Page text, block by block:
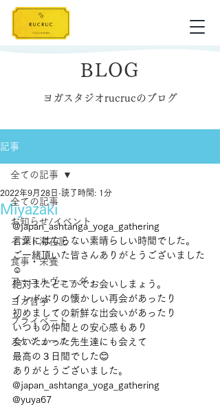
BLOG
ヨガスタジオrucrucのブログ
記事
全ての記事
お知らせ/イベント
インド滞在記
食事・栄養
アーユルヴェーダ
ヨガ哲学
プライベート
スケジュール
全ての記事
Miyazaki
2022年9月28日 読了時間: 1分
@japan_ashtanga_yoga_gathering
言葉にはならない素晴らしい時間でした。
ご一緒頂いた皆さんありがとうございました
☺️
絶対またどこかでお会いしまょう。
インドぶりの懐かしい再会があったり
初めましての新鮮な出会いがあったり
いつもの仲間との安心感もあり
会いたかった先生達にも会えて
最高の３日間でした😊
ありがとうございました。
@japan_ashtanga_yoga_gathering
@yuya67